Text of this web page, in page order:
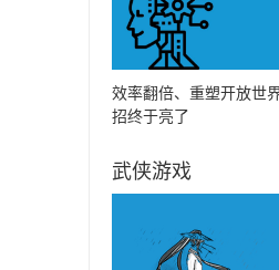
效率翻倍、重塑开放世
招终于亮了
武侠游戏